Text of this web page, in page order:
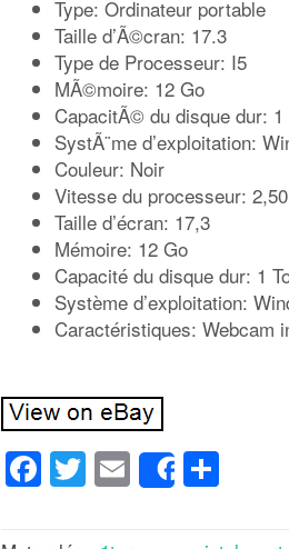
Type: Ordinateur portable
Taille d’Ã©cran: 17.3
Type de Processeur: I5
MÃ©moire: 12 Go
CapacitÃ© du disque dur: 1
SystÃ¨me d’exploitation:
Couleur: Noir
Vitesse du processeur:
Taille d’écran: 17,3
Mémoire: 12 Go
Capacité du disque dur: 1
Système d’exploitation:
Caractéristiques: Webcam
Facebook
Twitter
Email
Share